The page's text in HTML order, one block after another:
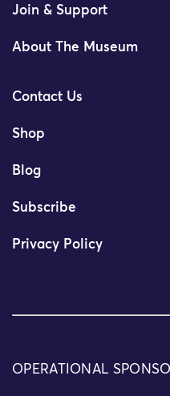
Join & Support
About The Museum
Contact Us
Shop
Blog
Subscribe
Privacy Policy
OPERATIONAL